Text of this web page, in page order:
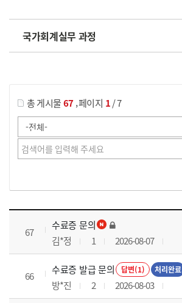
국가회계실무 과정
총 게시물67,페이지 1/ 7
국가회계실무 과정 목록 으로 번호, 제목, 작성자, 조회수, 등록 일로 나열 되고 있습니다.
67
수료증 문의
김*정
1 2026-08-07
66
수료증 발급 문의 답변(1) 처리완료
방*진 2 2026-08-03